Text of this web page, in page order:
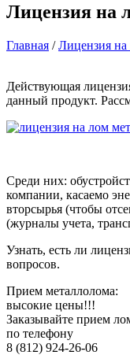
Лицензия на
Главная /Лицензия на
Действующая
данный продукт.
Среди них:
компании, касаемо
вторсырья (чтобы
(журналы учета,
Узнать, есть ли
вопросов.
Прием металлолома:
высокие цены!!!
Заказывайте прием
по телефону
8 (812) 924-26-06